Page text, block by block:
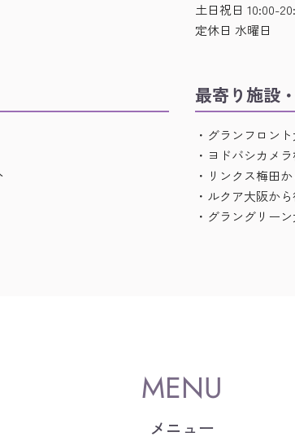
土日祝日 10:00-
定休日 水曜日
最寄り施設
・グランフロン
・ヨドバシカメ
・リンクス梅田
・ルクア大阪か
・グラングリー
メニュー